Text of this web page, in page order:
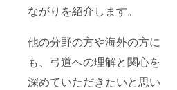
ながりを紹介します。
他の分野の方や海外の方に
も、弓道への理解と関心を
深めていただきたいと思い